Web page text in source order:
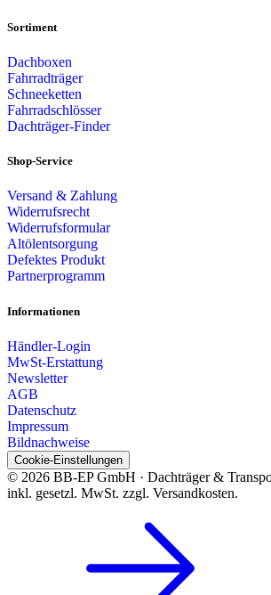
Sortiment
Dachboxen
Fahrradträger
Schneeketten
Fahrradschlösser
Dachträger-Finder
Shop-Service
Versand & Zahlung
Widerrufsrecht
Widerrufsformular
Altölentsorgung
Defektes Produkt
Partnerprogramm
Informationen
Händler-Login
MwSt-Erstattung
Newsletter
AGB
Datenschutz
Impressum
Bildnachweise
Cookie-Einstellungen
© 2026 BB-EP GmbH · Dachträger &
inkl. gesetzl. MwSt. zzgl. Versandkosten.